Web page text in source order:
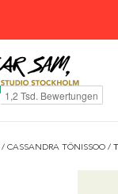
/ CASSANDRA TÖNISSOO /